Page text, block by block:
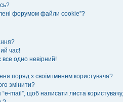
форумом файли cookie”?
час!
все одно невірний!
поряд з своїм іменем користувача?
змінити?
mail”, щоб написати листа користувачу,